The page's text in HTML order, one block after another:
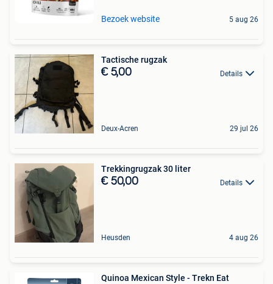
Bezoek website 5 aug 26
Tactische rugzak
€ 5,00 Details
Deux-Acren 29 jul 26
Trekkingrugzak 30 liter
€ 50,00 Details
Heusden 4 aug 26
Quinoa Mexican Style - Trekn Eat